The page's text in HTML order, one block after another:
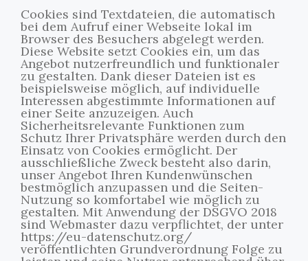
Cookies sind Textdateien, die automatisch
bei dem Aufruf einer Webseite lokal im
Browser des Besuchers abgelegt werden.
Diese Website setzt Cookies ein, um das
Angebot nutzerfreundlich und funktionaler
zu gestalten. Dank dieser Dateien ist es
beispielsweise möglich, auf individuelle
Interessen abgestimmte Informationen auf
einer Seite anzuzeigen. Auch
Sicherheitsrelevante Funktionen zum
Schutz Ihrer Privatsphäre werden durch den
Einsatz von Cookies ermöglicht. Der
ausschließliche Zweck besteht also darin,
unser Angebot Ihren Kundenwünschen
bestmöglich anzupassen und die Seiten-
Nutzung so komfortabel wie möglich zu
gestalten. Mit Anwendung der DSGVO 2018
sind Webmaster dazu verpflichtet, der unter
https://eu-datenschutz.org/
veröffentlichten Grundverordnung Folge zu